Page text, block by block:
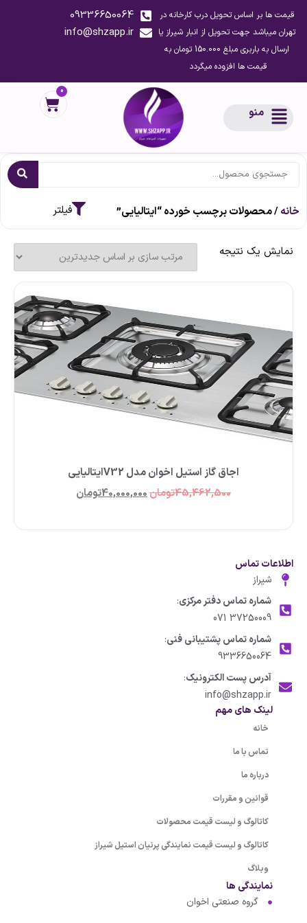
قیمت ها بر اساس تحویل درب کارخانه در
تهران میباشد جهت تحویل از انبار شیراز یا
ارسال به باربری مبلغ 150.000 تومان به
قیمت ها افزوده میگردد
09336650064
info@shzapp.ir
منو
0
خانه/ محصولات برچسب خورده “ایتالیایی”
نمایش یک نتیجه
اجاق گاز استیل اخوان مدل V32ایتالیایی
45,462,500تومان40,000,000تومان
اطلاعات تماس
شیراز
شماره تماس دفتر مرکزی:
37250009 071
شماره تماس پشتیبانی فنی:
9336650064
آدرس پست الکترونیک:
info@shzapp.ir
لینک های مهم
خانه
تماس با ما
درباره ما
قوانین و مقررات
کاتالوگ و لیست قیمت محصولات
کاتالوگ و لیست قیمت نمایندگی پرنیان استیل شیراز
وبلاگ
نمایندگی ها
گروه صنعتی اخوان